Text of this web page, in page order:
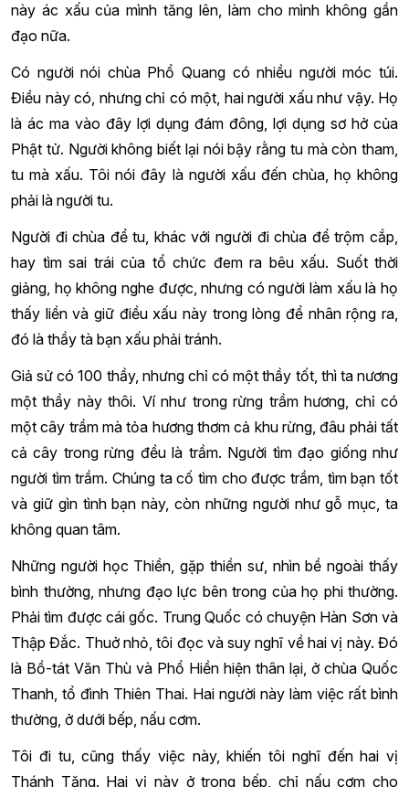
này ác xấu của mình tăng lên, làm cho mình không gần
đạo nữa.
Có người nói chùa Phổ Quang có nhiều người móc túi.
Điều này có, nhưng chỉ có một, hai người xấu như vậy. Họ
là ác ma vào đây lợi dụng đám đông, lợi dụng sơ hở của
Phật tử. Người không biết lại nói bậy rằng tu mà còn tham,
tu mà xấu. Tôi nói đây là người xấu đến chùa, họ không
phải là người tu.
Người đi chùa để tu, khác với người đi chùa để trộm cắp,
hay tìm sai trái của tổ chức đem ra bêu xấu. Suốt thời
giảng, họ không nghe được, nhưng có người làm xấu là họ
thấy liền và giữ điều xấu này trong lòng để nhân rộng ra,
đó là thầy tà bạn xấu phải tránh.
Giả sử có 100 thầy, nhưng chỉ có một thầy tốt, thì ta nương
một thầy này thôi. Ví như trong rừng trầm hương, chỉ có
một cây trầm mà tỏa hương thơm cả khu rừng, đâu phải tất
cả cây trong rừng đều là trầm. Người tìm đạo giống như
người tìm trầm. Chúng ta cố tìm cho được trầm, tìm bạn tốt
và giữ gìn tình bạn này, còn những người như gỗ mục, ta
không quan tâm.
Những người học Thiền, gặp thiền sư, nhìn bề ngoài thấy
bình thường, nhưng đạo lực bên trong của họ phi thường.
Phải tìm được cái gốc. Trung Quốc có chuyện Hàn Sơn và
Thập Đắc. Thuở nhỏ, tôi đọc và suy nghĩ về hai vị này. Đó
là Bồ-tát Văn Thù và Phổ Hiền hiện thân lại, ở chùa Quốc
Thanh, tổ đình Thiên Thai. Hai người này làm việc rất bình
thường, ở dưới bếp, nấu cơm.
Tôi đi tu, cũng thấy việc này, khiến tôi nghĩ đến hai vị
Thánh Tăng. Hai vị này ở trong bếp, chỉ nấu cơm cho